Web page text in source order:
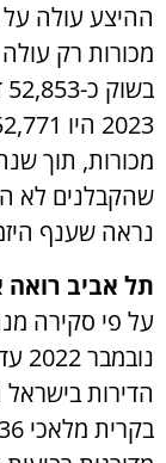
ההיצע עולה על
שהקבלנים לא
נראה שענף
תל אביב